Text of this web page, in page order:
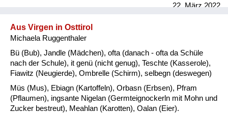
22. März 2022
Aus Virgen in Osttirol
Michaela Ruggenthaler
Bü (Bub), Jandle (Mädchen), ofta (danach - ofta da Schüle
nach der Schule), it genü (nicht genug), Teschte (Kasserole),
Fiawitz (Neugierde), Ombrelle (Schirm), selbegn (deswegen)
Müs (Mus), Ebiagn (Kartoffeln), Orbasn (Erbsen), Pfram
(Pflaumen), ingsante Nigelan (Germteignockerln mit Mohn und
Zucker bestreut), Meahlan (Karotten), Oalan (Eier).